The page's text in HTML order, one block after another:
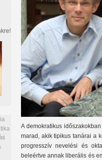
A demokratikus
marad, akik tipikus tanárai a
progresszív nevelési és
beleértve annak liberális és